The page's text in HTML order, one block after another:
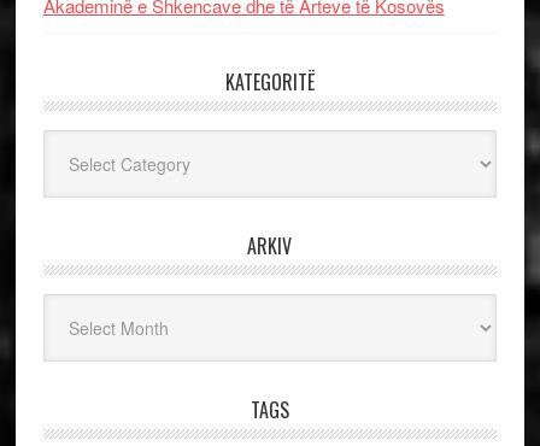
Akademinë e Shkencave dhe të Arteve të Kosovës
KATEGORITË
ARKIV
TAGS